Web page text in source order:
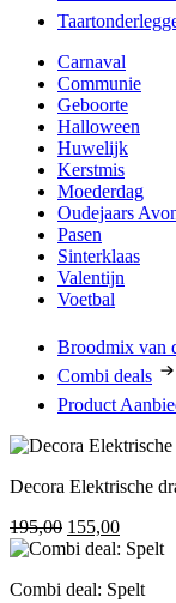
Carnaval
Communie
Geboorte
Halloween
Huwelijk
Kerstmis
Moederdag
Oudejaars
Pasen
Sinterklaas
Valentijn
Voetbal
Broodmix van
Combi deals
Product
Decora Elektrische
195,00
prijs
195,00.
155,00Huidige
prijs
155,00.
Combi deal: Spelt